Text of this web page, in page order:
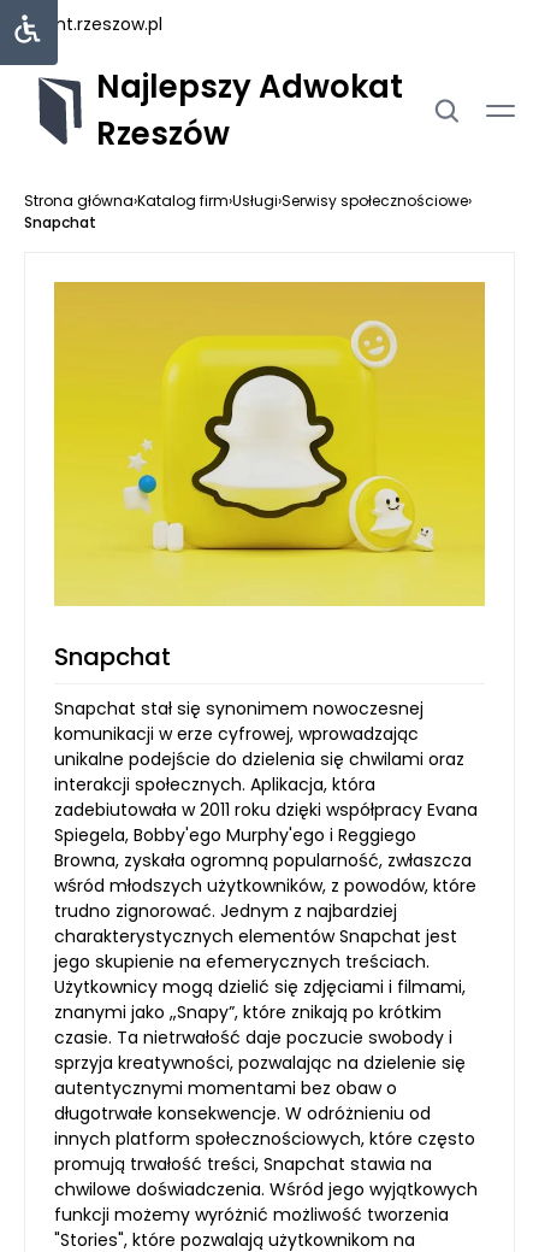
rejent.rzeszow.pl
Najlepszy Adwokat
Rzeszów
Strona główna›Katalog firm›Usługi›Serwisy społecznościowe›
Snapchat
Snapchat
Snapchat stał się synonimem nowoczesnej
komunikacji w erze cyfrowej, wprowadzając
unikalne podejście do dzielenia się chwilami oraz
interakcji społecznych. Aplikacja, która
zadebiutowała w 2011 roku dzięki współpracy Evana
Spiegela, Bobby'ego Murphy'ego i Reggiego
Browna, zyskała ogromną popularność, zwłaszcza
wśród młodszych użytkowników, z powodów, które
trudno zignorować. Jednym z najbardziej
charakterystycznych elementów Snapchat jest
jego skupienie na efemerycznych treściach.
Użytkownicy mogą dzielić się zdjęciami i filmami,
znanymi jako „Snapy”, które znikają po krótkim
czasie. Ta nietrwałość daje poczucie swobody i
sprzyja kreatywności, pozwalając na dzielenie się
autentycznymi momentami bez obaw o
długotrwałe konsekwencje. W odróżnieniu od
innych platform społecznościowych, które często
promują trwałość treści, Snapchat stawia na
chwilowe doświadczenia. Wśród jego wyjątkowych
funkcji możemy wyróżnić możliwość tworzenia
"Stories", które pozwalają użytkownikom na